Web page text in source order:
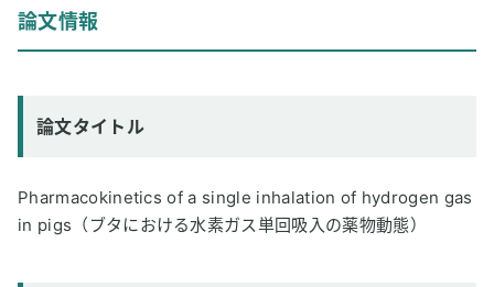
論文情報
論文タイトル
Pharmacokinetics of a single inhalation of hydrogen gas
in pigs（ブタにおける水素ガス単回吸入の薬物動態）